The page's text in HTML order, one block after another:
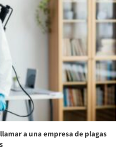
a una empresa de plagas